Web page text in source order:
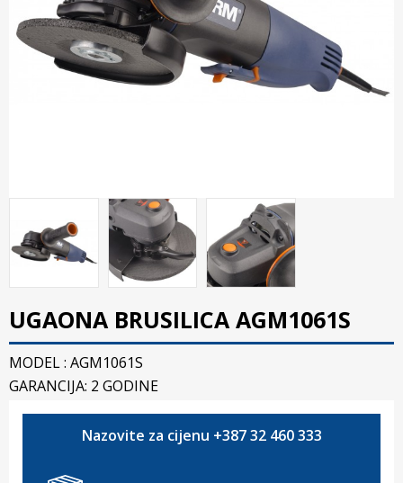
UGAONA BRUSILICA AGM1061S
MODEL : AGM1061S
GARANCIJA: 2 GODINE
Nazovite za cijenu +387 32 460 333